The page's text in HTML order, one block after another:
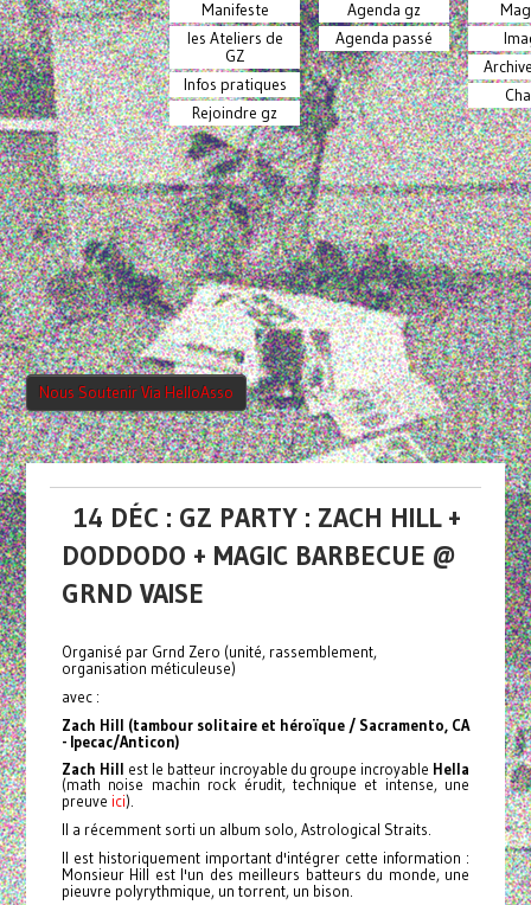
Manifeste
les Ateliers de
GZ
Infos pratiques
Rejoindre gz
Agenda gz
Agenda passé
Nous Soutenir Via HelloAsso
14 DÉC : GZ PARTY : ZACH HILL +
DODDODO + MAGIC BARBECUE @
GRND VAISE
Organisé par Grnd Zero (unité, rassemblement,
organisation méticuleuse)
avec :
Zach Hill (tambour solitaire et héroïque / Sacramento, CA
- Ipecac/Anticon)
Zach Hill est le batteur incroyable du groupe incroyable Hella
(math noise machin rock érudit, technique et intense, une
preuve ici).
Il a récemment sorti un album solo, Astrological Straits.
Il est historiquement important d'intégrer cette information :
Monsieur Hill est l'un des meilleurs batteurs du monde, une
pieuvre polyrythmique, un torrent, un bison.